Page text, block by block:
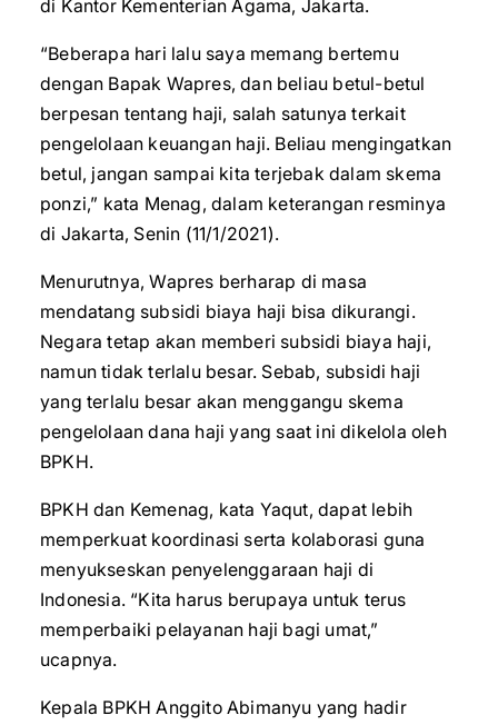
di Kantor Kementerian Agama, Jakarta.
“Beberapa hari lalu saya memang bertemu
dengan Bapak Wapres, dan beliau betul-betul
berpesan tentang haji, salah satunya terkait
pengelolaan keuangan haji. Beliau mengingatkan
betul, jangan sampai kita terjebak dalam skema
ponzi,” kata Menag, dalam keterangan resminya
di Jakarta, Senin (11/1/2021).
Menurutnya, Wapres berharap di masa
mendatang subsidi biaya haji bisa dikurangi.
Negara tetap akan memberi subsidi biaya haji,
namun tidak terlalu besar. Sebab, subsidi haji
yang terlalu besar akan menggangu skema
pengelolaan dana haji yang saat ini dikelola oleh
BPKH.
BPKH dan Kemenag, kata Yaqut, dapat lebih
memperkuat koordinasi serta kolaborasi guna
menyukseskan penyelenggaraan haji di
Indonesia. “Kita harus berupaya untuk terus
memperbaiki pelayanan haji bagi umat,”
ucapnya.
Kepala BPKH Anggito Abimanyu yang hadir